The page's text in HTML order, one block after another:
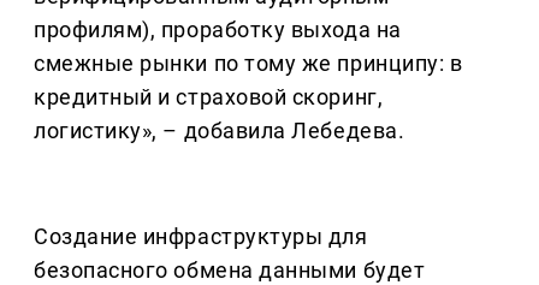
профилям), проработку выхода на
смежные рынки по тому же принципу: в
кредитный и страховой скоринг,
логистику», – добавила Лебедева.
Создание инфраструктуры для
безопасного обмена данными будет